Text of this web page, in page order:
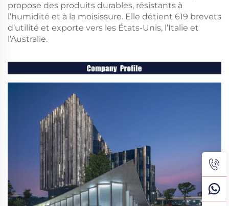
propose des produits durables, résistants à
l’humidité et à la moisissure. Elle détient 619 brevets
d’utilité et exporte vers les États-Unis, l’Italie et
l’Australie.